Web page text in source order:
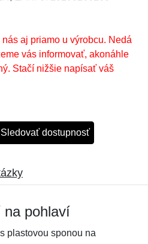
aj priamo u výrobcu. Nedá
vás informovať, akonáhle
Stačí nižšie napísať váš
Sledovať dostupnosť
na pohlaví
plastovou sponou na